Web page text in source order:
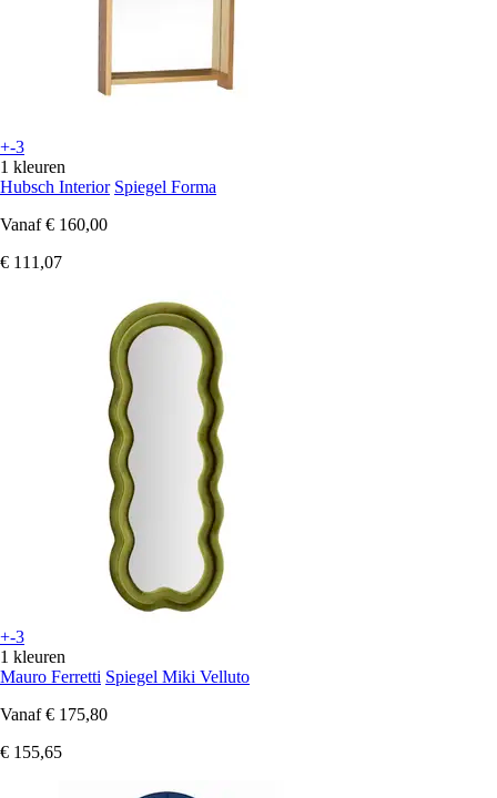
+-3
1 kleuren
Hubsch Interior Spiegel Forma
Vanaf € 160,00
€ 111,07
+-3
1 kleuren
Mauro Ferretti Spiegel Miki Velluto
Vanaf € 175,80
€ 155,65